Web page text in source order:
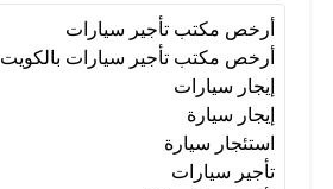
تأجير سيارات شهري
تأجير سيارات في الكويت
تأجير سيارات يومي
أرخص مكتب تأجير سيارات
أرخص مكتب تأجير سيارات بالكويت
إيجار سيارات
إيجار سيارة
استئجار سيارة
تأجير سيارات